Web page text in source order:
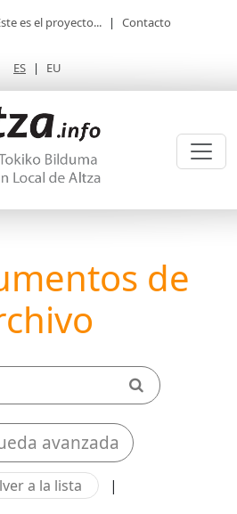
es el proyecto... | Contacto
ES | EU
de
avanzada
a la lista |